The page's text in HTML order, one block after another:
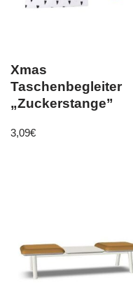
Xmas
Taschenbegleiter
„Zuckerstange”
3,09€